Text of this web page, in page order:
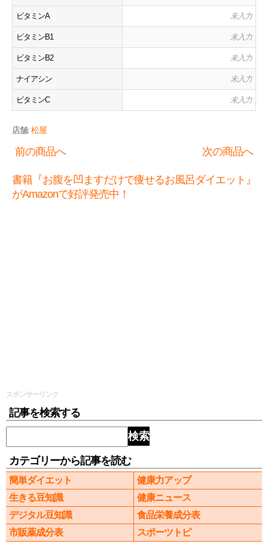
ビタミンA 未入力
ビタミンB1 未入力
ビタミンB2 未入力
ナイアシン 未入力
ビタミンC 未入力
店舗:松屋
前の商品へ 次の商品へ
書籍『お腹を凹ますだけで痩せるお風呂ダイエット』
がAmazonで好評発売中！
スポンサーリンク
記事を検索する
検索
カテゴリーから記事を読む
簡単ダイエット
健康力アップ
生きる豆知識
健康ニュース
デジタル豆知識
食品栄養成分表
市販薬成分表
スポーツトピ